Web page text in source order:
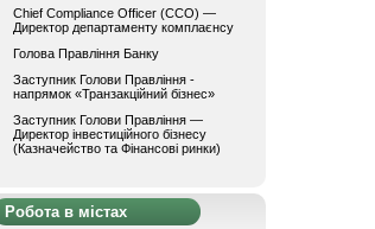
Chief Compliance Officer (CCO) —
Директор департаменту комплаєнсу
Голова Правління Банку
Заступник Голови Правління -
напрямок «Транзакційний бізнес»
Заступник Голови Правління —
Директор інвестиційного бізнесу
(Казначейство та Фінансові ринки)
Робота в містах